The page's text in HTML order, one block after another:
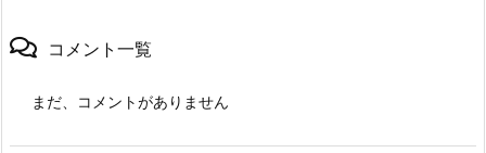
コメント一覧
まだ、コメントがありません